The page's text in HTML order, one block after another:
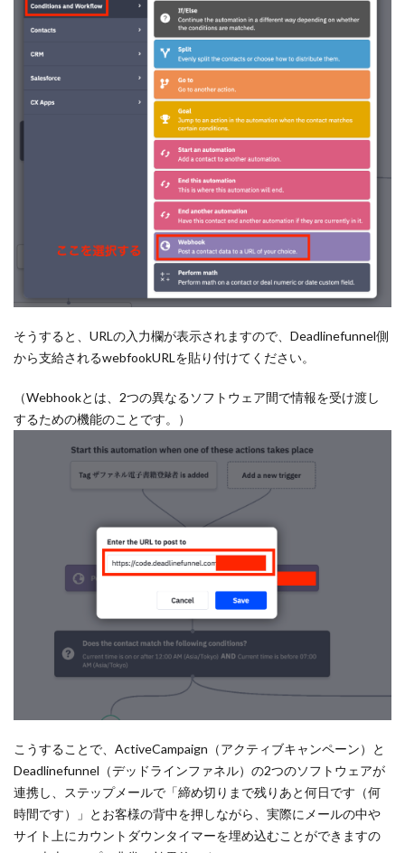
そうすると、URLの入力欄が表示されますので、Deadlinefunnel側
から支給されるwebfookURLを貼り付けてください。
（Webhookとは、2つの異なるソフトウェア間で情報を受け渡し
するための機能のことです。）
こうすることで、ActiveCampaign（アクティブキャンペーン）と
Deadlinefunnel（デッドラインファネル）の2つのソフトウェアが
連携し、ステップメールで「締め切りまで残りあと何日です（何
時間です）」とお客様の背中を押しながら、実際にメールの中や
サイト上にカウントダウンタイマーを埋め込むことができますの